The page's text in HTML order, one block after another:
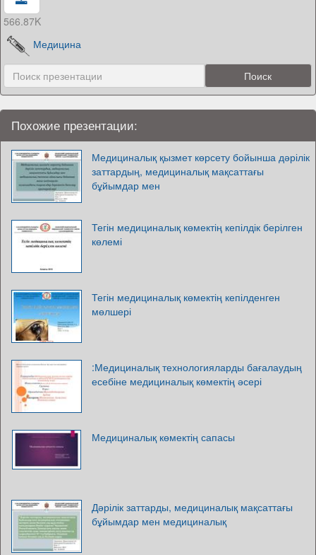
566.87K
Медицина
Похожие презентации:
Медициналық қызмет көрсету бойынша дәрілік
заттардың, медициналық мақсаттағы
бұйымдар мен
Тегін медициналық көмектің кепілдік берілген
көлемі
Тегін медициналық көмектің кепілденген
мөлшері
:Медициналық технологияларды бағалаудың
есебіне медициналық көмектің әсері
Медициналық көмектің сапасы
Дәрілік заттарды, медициналық мақсаттағы
бұйымдар мен медициналық